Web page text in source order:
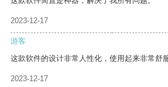
2023-12-17
游客
这款软件的设计非常人性化，使用起来非常舒服
2023-12-17